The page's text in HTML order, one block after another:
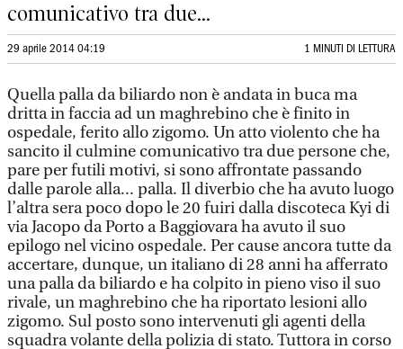
comunicativo tra due...
29 aprile 2014 04:19 1 MINUTI DI LETTURA
Quella palla da biliardo non è andata in buca ma
dritta in faccia ad un maghrebino che è finito in
ospedale, ferito allo zigomo. Un atto violento che ha
sancito il culmine comunicativo tra due persone che,
pare per futili motivi, si sono affrontate passando
dalle parole alla... palla. Il diverbio che ha avuto luogo
l’altra sera poco dopo le 20 fuiri dalla discoteca Kyi di
via Jacopo da Porto a Baggiovara ha avuto il suo
epilogo nel vicino ospedale. Per cause ancora tutte da
accertare, dunque, un italiano di 28 anni ha afferrato
una palla da biliardo e ha colpito in pieno viso il suo
rivale, un maghrebino che ha riportato lesioni allo
zigomo. Sul posto sono intervenuti gli agenti della
squadra volante della polizia di stato. Tuttora in corso